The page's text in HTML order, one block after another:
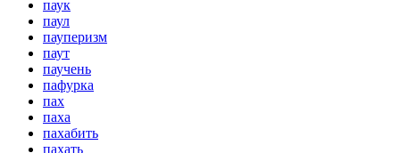
паук
паул
пауперизм
паут
паучень
пафурка
пах
паха
пахабить
пахать